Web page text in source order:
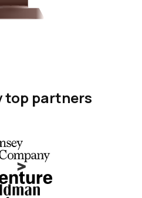
top partners